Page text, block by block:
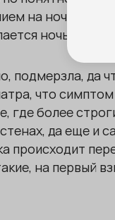
на ночь
ночью, то
подмерзла, да
что
где более
да еще и
происходит
на первый